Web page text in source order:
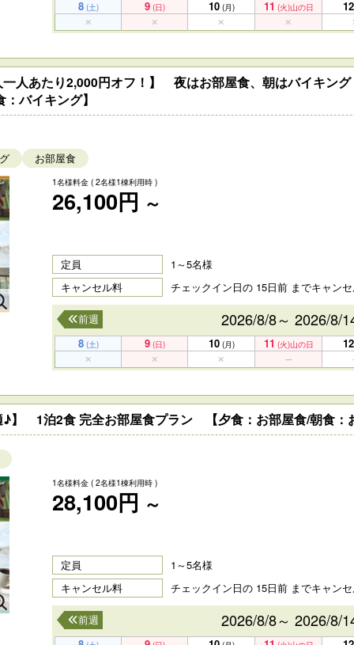
8 (土) 9 (日) 10 (月) 11 (火)山の日 12
人あたり2,000円オフ！】 夜はお部屋食、朝はバイキング
バイキング】
お部屋食
1名様料金 ( 2名様1棟利用時 )
26,100円 ～
定員
1～5名様
キャンセル料
チェックイン日の 15日前 までキャン
2026/8/8～ 2026/8/
前週
8 (土) 9 (日) 10 (月) 11 (火)山の日 12
】 1泊2食 完全お部屋食プラン 【夕食：お部屋食/朝食：
1名様料金 ( 2名様1棟利用時 )
28,100円 ～
定員
1～5名様
キャンセル料
チェックイン日の 15日前 までキャン
2026/8/8～ 2026/8/
前週